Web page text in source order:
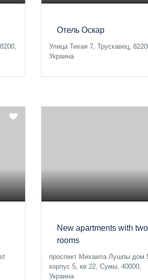
Отель Оскар
Улица Тихая 7, Трускавец,
Украина
New apartments with two
rooms
проспект Михаила Лушпы дом
корпус 5, кв 22, Сумы, 40000,
Украина